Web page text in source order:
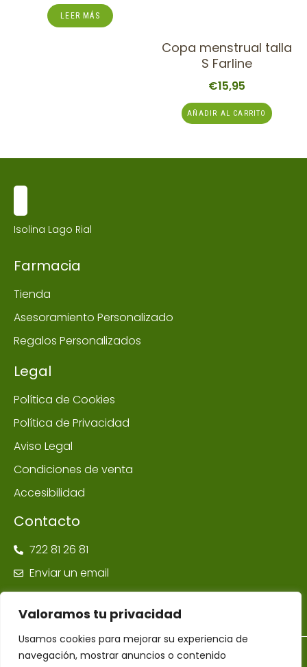
Valoramos tu privacidad
Usamos cookies para mejorar su experiencia de
navegación, mostrar anuncios o contenido
LEER MÁS
Copa menstrual talla
S Farline
€15,95
AÑADIR AL CARRITO
Isolina Lago Rial
Farmacia
Tienda
Asesoramiento Personalizado
Regalos Personalizados
Legal
Política de Cookies
Política de Privacidad
Aviso Legal
Condiciones de venta
Accesibilidad
Contacto
722 81 26 81
Enviar un email
©Farmacia Ponte Maceira | Todos los derechos reservados –